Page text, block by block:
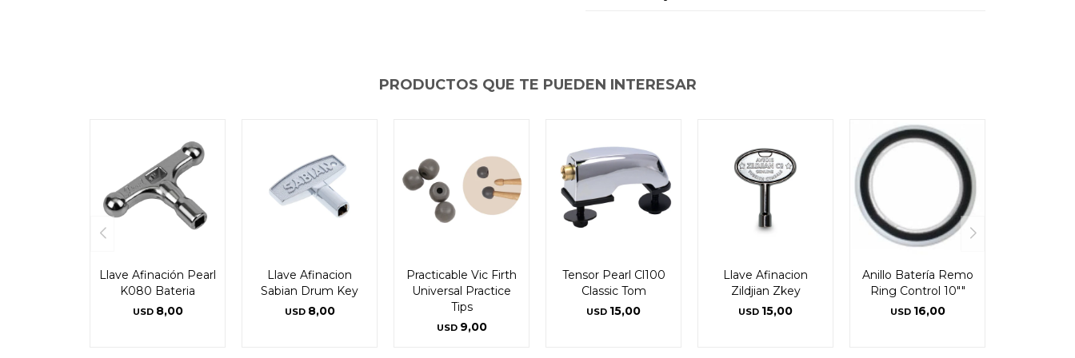
PRODUCTOS QUE TE PUEDEN INTERESAR
Llave Afinación Pearl
K080 Bateria
USD 8,00
Llave Afinacion
Sabian Drum Key
USD 8,00
Practicable Vic Firth
Universal Practice
Tips
USD 9,00
Tensor Pearl Cl100
Classic Tom
USD 15,00
Llave Afinacion
Zildjian Zkey
USD 15,00
Anillo Batería Remo
Ring Control 10""
USD 16,00